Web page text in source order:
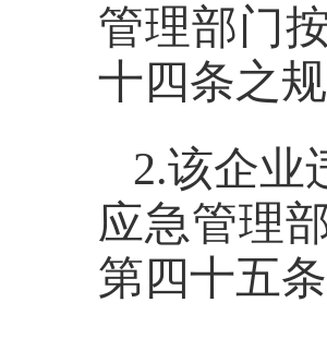
管理部门
十四条之
2.该企业
应急管理
第四十五